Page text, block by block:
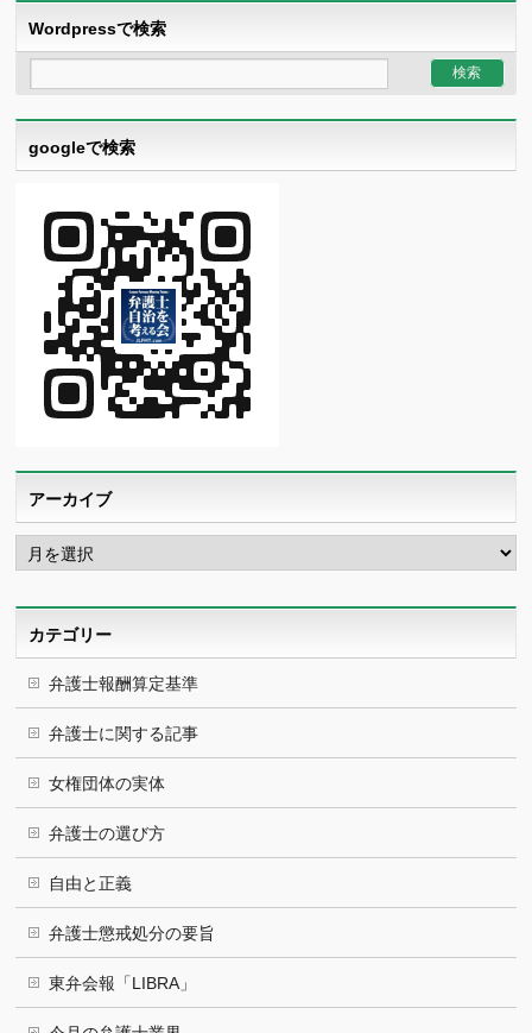
Wordpressで検索
googleで検索
アーカイブ
ア
ー
カ
カテゴリー
弁護士報酬算定基準
弁護士に関する記事
女権団体の実体
弁護士の選び方
自由と正義
弁護士懲戒処分の要旨
東弁会報「LIBRA」